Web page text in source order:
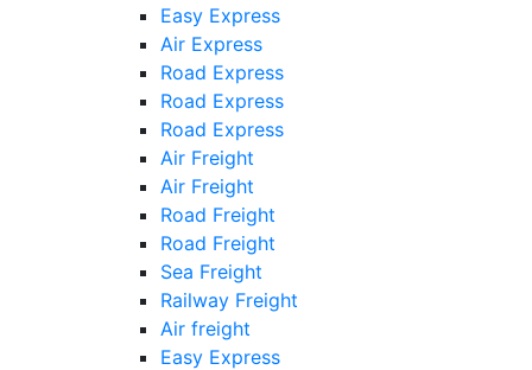
Easy Express
Air Express
Road Express
Road Express
Road Express
Air Freight
Air Freight
Road Freight
Road Freight
Sea Freight
Railway Freight
Air freight
Easy Express